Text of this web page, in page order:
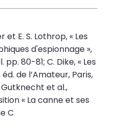
et E. S. Lothrop, « Les
d'espionnage »,
pp. 80-81; C. Dike, « Les
de l’Amateur, Paris,
Gutknecht et al.,
« La canne et ses
C